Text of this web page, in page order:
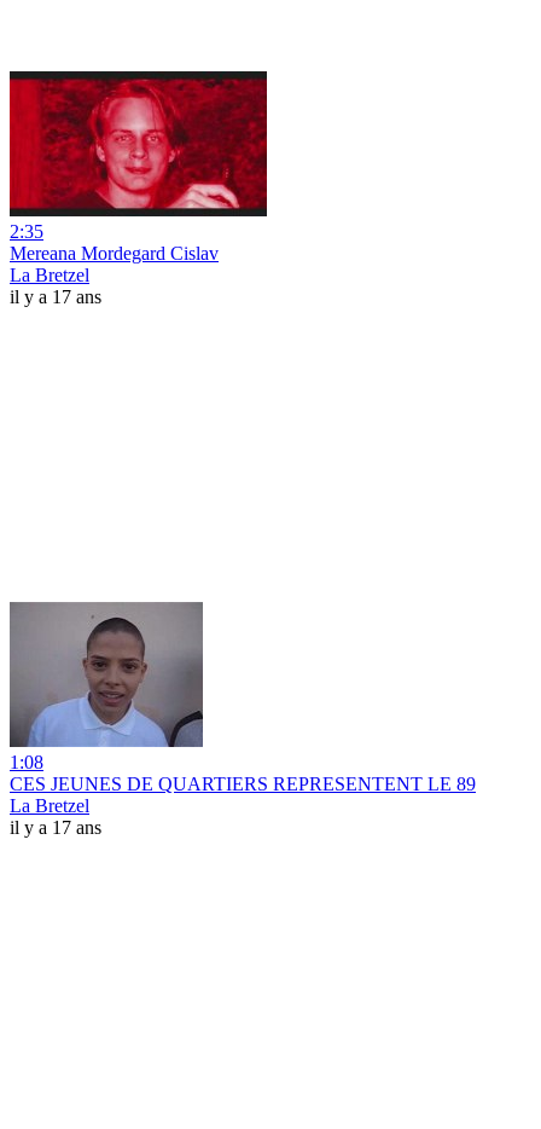
2:35
Mereana Mordegard Cislav
La Bretzel
il y a 17 ans
1:08
CES JEUNES DE QUARTIERS REPRESENTENT LE 89
La Bretzel
il y a 17 ans